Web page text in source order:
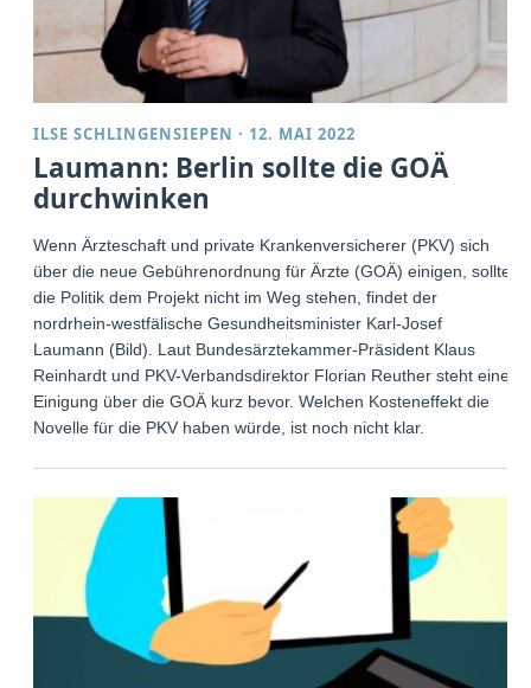
ILSE SCHLINGENSIEPEN · 12. MAI 2022
Laumann: Berlin sollte die GOÄ
durchwinken
Wenn Ärzteschaft und private Krankenversicherer (PKV) sich
über die neue Gebührenordnung für Ärzte (GOÄ) einigen, sollte
die Politik dem Projekt nicht im Weg stehen, findet der
nordrhein-westfälische Gesundheitsminister Karl-Josef
Laumann (Bild). Laut Bundesärztekammer-Präsident Klaus
Reinhardt und PKV-Verbandsdirektor Florian Reuther steht eine
Einigung über die GOÄ kurz bevor. Welchen Kosteneffekt die
Novelle für die PKV haben würde, ist noch nicht klar.